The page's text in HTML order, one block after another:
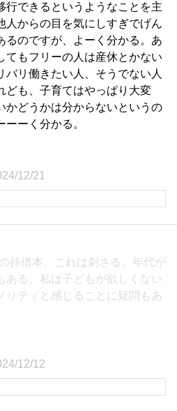
行できるというようなことを主
人からの目を気にしすぎでげん
るのですが、よーく分かる。あ
てもフリーの人は産休とかない
バリ働きたい人、そうでない人
ども、子育てはやっぱり大変
かどうかは分からないというの
ーく分かる。
12/21
拝借本。これは刺さる。年代が
ある。私は子どもが欲しくない
リティと感じることに疑問もあ
12/12